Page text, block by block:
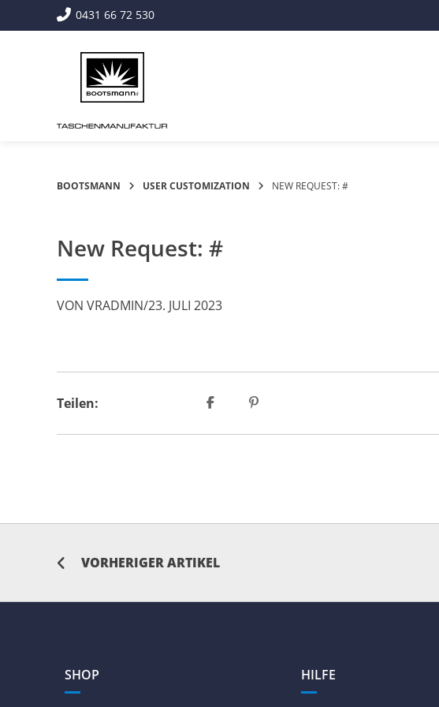
zum
0431 66 72 530
BOOTSMANN USER CUSTOMIZATION NEW REQUEST: #
New Request: #
VON VRADMIN/23. JULI 2023
Teilen:
VORHERIGER ARTIKEL
SHOP HILFE